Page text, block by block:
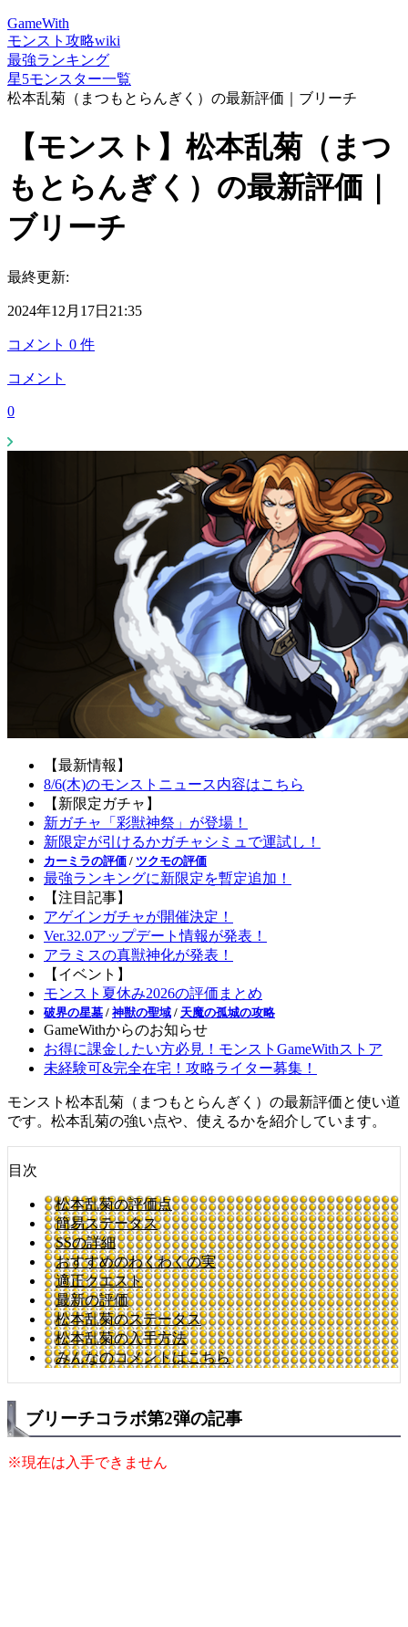
GameWith
モンスト攻略wiki
最強ランキング
星5モンスター一覧
松本乱菊（まつもとらんぎく）の最新評価｜ブリーチ
【モンスト】松本乱菊（まつ
もとらんぎく）の最新評価｜
ブリーチ
最終更新:
2024年12月17日21:35
コメント 0 件
コメント
0
【最新情報】
8/6(木)のモンストニュース内容はこちら
【新限定ガチャ】
新ガチャ「彩獣神祭」が登場！
新限定が引けるかガチャシミュで運試し！
カーミラの評価 / ツクモの評価
最強ランキングに新限定を暫定追加！
【注目記事】
アゲインガチャが開催決定！
Ver.32.0アップデート情報が発表！
アラミスの真獣神化が発表！
【イベント】
モンスト夏休み2026の評価まとめ
破界の星墓 / 神獣の聖域 / 天魔の孤城の攻略
GameWithからのお知らせ
お得に課金したい方必見！モンストGameWithストア
未経験可&完全在宅！攻略ライター募集！
モンスト松本乱菊（まつもとらんぎく）の最新評価と使い道
です。松本乱菊の強い点や、使えるかを紹介しています。
目次
松本乱菊の評価点
簡易ステータス
SSの詳細
おすすめのわくわくの実
適正クエスト
最新の評価
松本乱菊のステータス
松本乱菊の入手方法
みんなのコメントはこちら
ブリーチコラボ第2弾の記事
※現在は入手できません